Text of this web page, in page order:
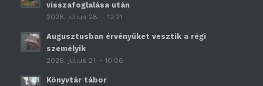
visszafoglalása után
2026. július 28. - 12:21
Augusztusban érvényüket vesztik a régi
személyik
2026. július 21. - 10:06
Könyvtár tábor